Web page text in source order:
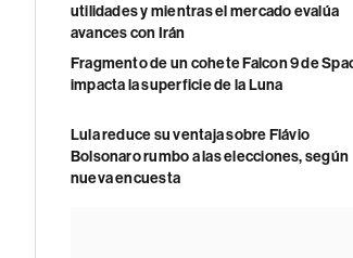
utilidades y mientras el mercado evalúa
avances con Irán
Fragmento de un cohete Falcon 9 de
impacta la superficie de la Luna
Lula reduce su ventaja sobre Flávio
Bolsonaro rumbo a las elecciones, según
nueva encuesta